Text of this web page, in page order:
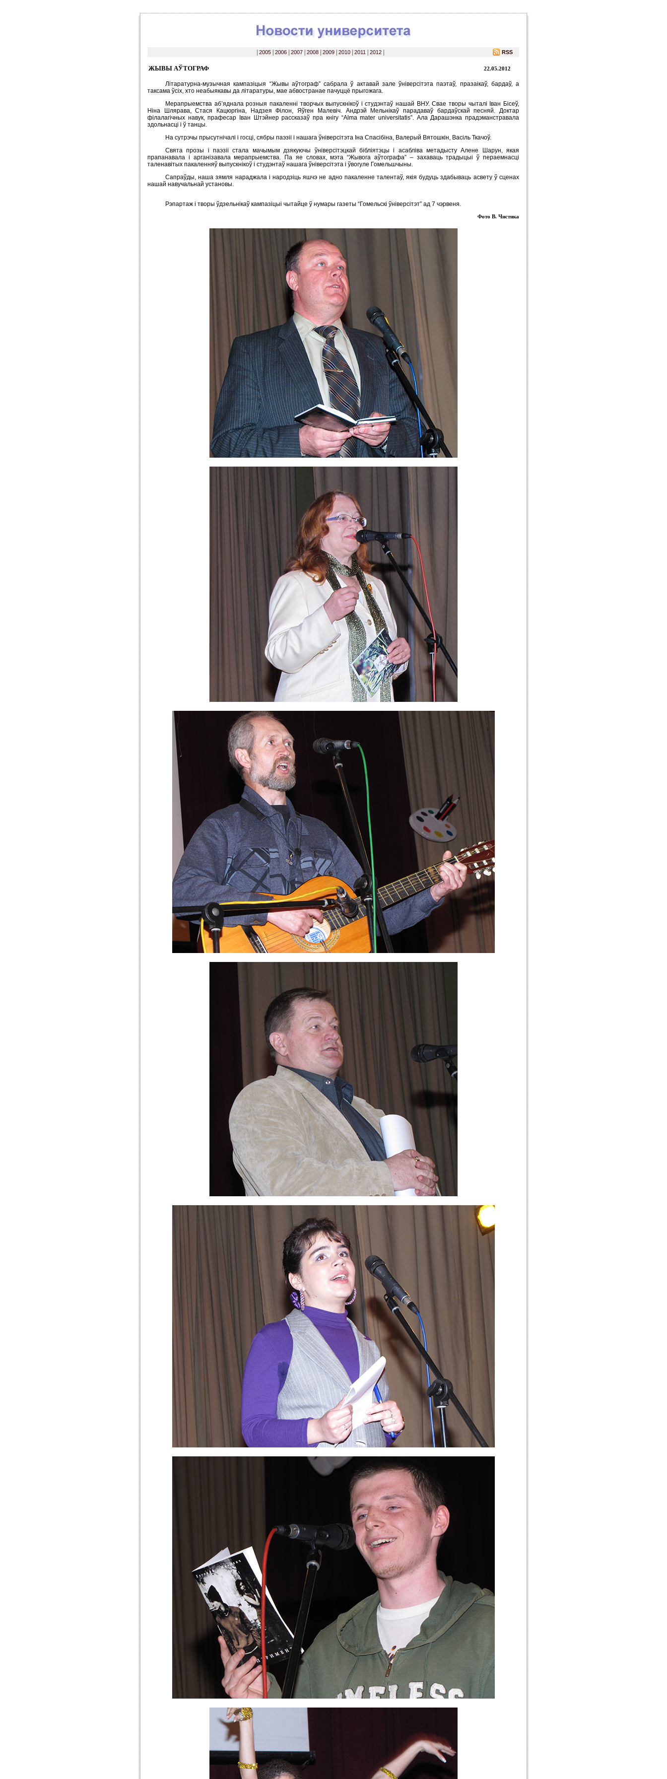
2005| 2006| 2007| 2008| 2009| 2010| 2011 2012| RSS
ЖЫВЫ АЎТОГРАФ 22.05.2012
Літаратурна-музычная кампазіцыя “Жывы аўтограф” сабрала ў актавай зале ўніверсітэта паэтаў, празаікаў, бардаў, а
таксама ўсіх, хто неабыякавы да літаратуры, мае абвостранае пачуццё прыгожага.
Мерапрыемства аб’яднала розныя пакаленні творчых выпускнікоў і студэнтаў нашай ВНУ. Свае творы чыталі Іван Бісеў,
Ніна Шлярава, Стася Кацюргіна, Надзея Філон, Яўген Малевіч. Андрэй Мельнікаў парадаваў бардаўскай песняй. Доктар
філалагічных навук, прафесар Іван Штэйнер рассказаў пра кнігу “Alma mater universitatis”. Ала Дарашэнка прадэманстравала
здольнасці і ў танцы.
На сутрэчы прысутнічалі і госці, сябры паэзіі і нашага ўніверсітэта Іна Спасібіна, Валерый Вятошкін, Васіль Ткачоў.
Свята прозы і паэзіі стала мачымым дзякуючы ўніверсітэцкай бібліятэцы і асабліва метадысту Алене Шарун, якая
прапанавала і арганізавала мерапрыемства. Па яе словах, мэта “Жывога аўтографа” – захаваць традыцыі ў пераемнасці
таленавітых пакаленняў выпускнікоў і студэнтаў нашага ўніверсітэта і ўвогуле Гомельшчыны.
Сапраўды, наша зямля нараджала і народзіць яшчэ не адно пакаленне талентаў, якія будуць здабываць асвету ў сценах
нашай навучальнай установы.
Рэпартаж і творы ўдзельнікаў кампазіцыі чытайце ў нумары газеты “Гомельскі ўніверсітэт” ад 7 чэрвеня.
Фото В. Чистика